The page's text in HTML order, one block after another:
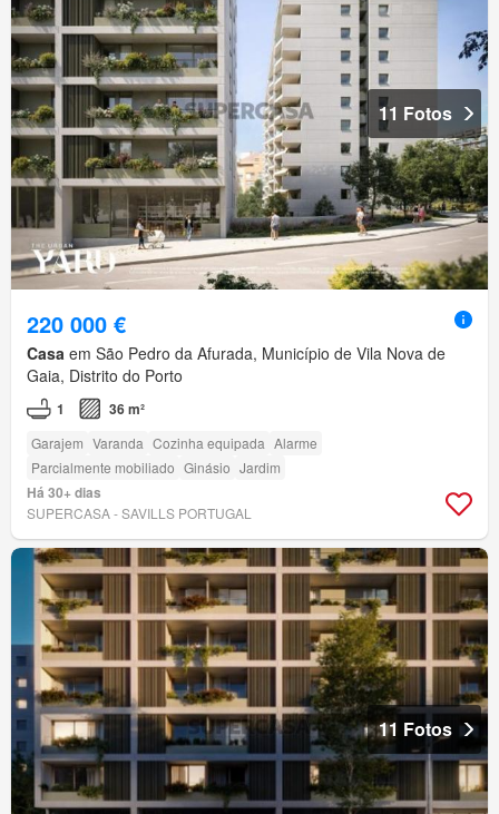
11 Fotos
220 000 €
Casa em São Pedro da Afurada, Município de Vila Nova de
Gaia, Distrito do Porto
1 36 m²
Garajem Varanda Cozinha equipada Alarme
Parcialmente mobiliado Ginásio Jardim
Há 30+ dias
SUPERCASA - SAVILLS PORTUGAL
11 Fotos